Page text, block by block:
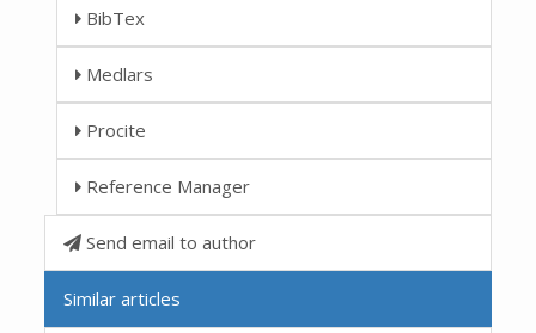
BibTex
Medlars
Procite
Reference Manager
Send email to author
Similar articles